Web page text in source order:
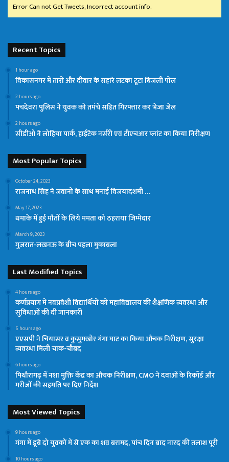
Error Can not Get Tweets, Incorrect account info.
Recent Topics
1 hour ago
विकासनगर में तारों और दीवार के सहारे लटका टूटा बिजली पोल
2 hours ago
पचदेवरा पुलिस ने युवक को तमंचे सहित गिरफ्तार कर भेजा जेल
2 hours ago
सीडीओ ने लोहिया पार्क, हाईटेक नर्सरी एवं टीएचआर प्लांट का किया निरीक्षण
Most Popular Topics
October 24, 2023
राजनाथ सिंह ने जवानों के साथ मनाई विजयादशमी …
May 17, 2023
धमाके में हुई मौतों के लिये ममता को ठहराया जिम्मेदार
March 9, 2023
गुजरात-लखनऊ के बीच पहला मुकाबला
Last Modified Topics
4 hours ago
कर्णप्रयाग में नवप्रवेशी विद्यार्थियों को महाविद्यालय की शैक्षणिक व्यवस्था और
सुविधाओं की दी जानकारी
5 hours ago
एएसपी ने चियासर व कुसुमखोर गंगा घाट का किया औचक निरीक्षण, सुरक्षा
व्यवस्था मिली चाक-चौबंद
6 hours ago
पिथौरागढ़ में नशा मुक्ति केंद्र का औचक निरीक्षण, CMO ने दवाओं के रिकॉर्ड और
मरीजों की सहमति पर दिए निर्देश
Most Viewed Topics
9 hours ago
गंगा में डूबे दो युवकों में से एक का शव बरामद, पांच दिन बाद नारद की तलाश पूरी
10 hours ago